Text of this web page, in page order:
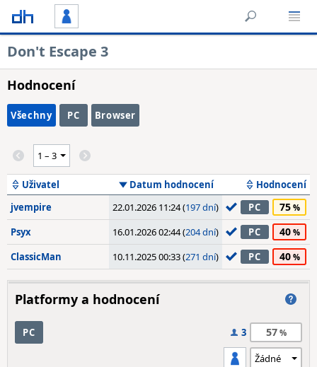
Don't Escape 3
Hodnocení
Všechny PC Browser
Uživatel Datum hodnocení
Hodnocení
jvempire
22.01.2026 11:24 (197 dní) PC 75
Psyx 16.01.2026 02:44 (204 dní) PC 40
ClassicMan 10.11.2025 00:33 (271 dní) PC 40
Platformy a hodnocení
PC 3 57